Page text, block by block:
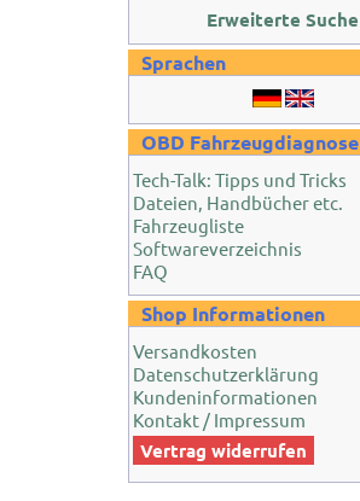
Erweiterte Suche
Sprachen
OBD Fahrzeugdiagnose
Tech-Talk: Tipps und Tricks
Dateien, Handbücher etc.
Fahrzeugliste
Softwareverzeichnis
FAQ
Shop Informationen
Versandkosten
Datenschutzerklärung
Kundeninformationen
Kontakt / Impressum
Vertrag widerrufen